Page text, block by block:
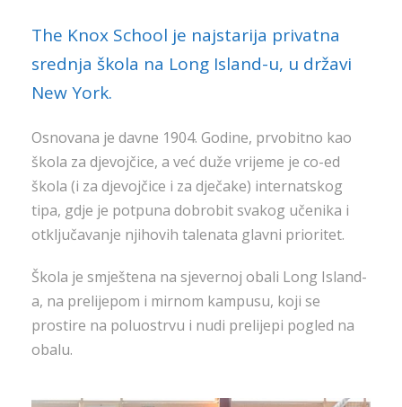
The Knox School je najstarija privatna
srednja škola na Long Island-u, u državi
New York.
Osnovana je davne 1904. Godine, prvobitno kao
škola za djevojčice, a već duže vrijeme je co-ed
škola (i za djevojčice i za dječake) internatskog
tipa, gdje je potpuna dobrobit svakog učenika i
otključavanje njihovih talenata glavni prioritet.
Škola je smještena na sjevernoj obali Long Island-
a, na prelijepom i mirnom kampusu, koji se
prostire na poluostrvu i nudi prelijepi pogled na
obalu.